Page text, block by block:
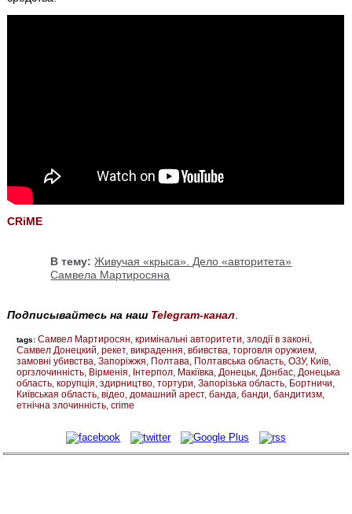
CRiME
В тему: Живучая «крыса». Дело «авторитета»
Самвела Мартиросяна
Подписывайтесь на наш Telegram-канал
tags:Самвел Мартиросян кримінальні авторитети злодії в законі
Самвел Донецкий рекет викрадення вбивства торговля оружием
замовні убивства Запоріжжя Полтава Полтавська область ОЗУ Київ
оргзлочинність Вірменія Інтерпол Макіївка Донецьк Донбас Донецька
область корупція здирництво тортури Запорізька область Бортничи
Київськая область відео домашний арест банда банди бандитизм
етнічна злочинність crime